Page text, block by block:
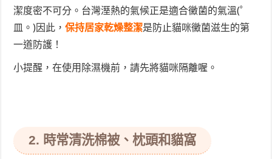
潔度密不可分。台灣溼熱的氣候正是適合黴菌的氣溫(゜
皿。)因此，保持居家乾燥整潔是防止貓咪黴菌滋生的第
一道防護！
小提醒，在使用除濕機前，請先將貓咪隔離喔。
2. 時常清洗棉被、枕頭和貓窩